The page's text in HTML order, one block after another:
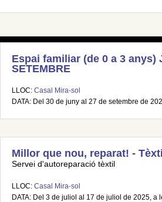
Espai familiar (de 0 a 3 anys)
SETEMBRE
LLOC: Casal Mira-sol
DATA: Del 30 de juny al 27 de setembre de
Millor que nou, reparat! - Tèxtil
Servei d'autoreparació tèxtil
LLOC: Casal Mira-sol
DATA: Del 3 de juliol al 17 de juliol de 2025, a